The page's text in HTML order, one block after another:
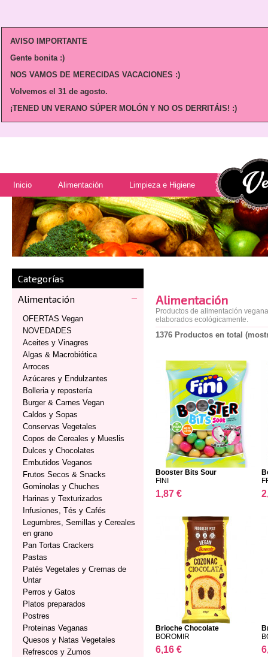
AVISO IMPORTANTE
Gente bonita :)
NOS VAMOS DE MERECIDAS VACACIONES :)
Volvemos el 31 de agosto.
¡TENED UN VERANO SÚPER MOLÓN Y NO OS DERRITÁIS! :)
Inicio Alimentación Limpieza e Higiene
Categorías
Alimentación
OFERTAS Vegan
NOVEDADES
Aceites y Vinagres
Algas & Macrobiótica
Arroces
Azúcares y Endulzantes
Bolleria y repostería
Burger & Carnes Vegan
Caldos y Sopas
Conservas Vegetales
Copos de Cereales y Mueslis
Dulces y Chocolates
Embutidos Veganos
Frutos Secos & Snacks
Gominolas y Chuches
Harinas y Texturizados
Infusiones, Tés y Cafés
Legumbres, Semillas y Cereales
en grano
Pan Tortas Crackers
Pastas
Patés Vegetales y Cremas de
Untar
Perros y Gatos
Platos preparados
Postres
Proteinas Veganas
Quesos y Natas Vegetales
Refrescos y Zumos
Alimentación
Productos de alimentación
elaborados ecológicamente.
1376 Productos en total
Booster Bits Sour
FINI
1,87 €
Brioche Chocolate
BOROMIR
6,16 €